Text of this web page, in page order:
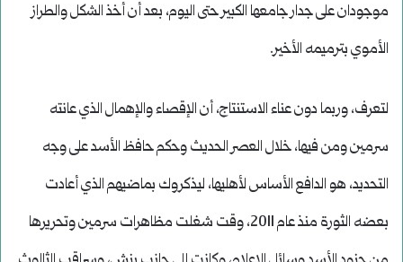
موجودان على جدار جامعها الكبير حتى اليوم، بعد أن أخذ الشكل والطراز
الأموي بترميمه الأخير.
لتعرف، وربما دون عناء الاستنتاج، أن الإقصاء والإهمال الذي عانته
سرمين ومن فيها، خلال العصر الحديث وحكم حافظ الأسد على وجه
التحديد، هو الدافع الأساس لأهليها، ليذكروك بماضيهم الذي أعادت
بعضه الثورة منذ عام 2011، وقت شغلت مظاهرات سرمين وتحريرها